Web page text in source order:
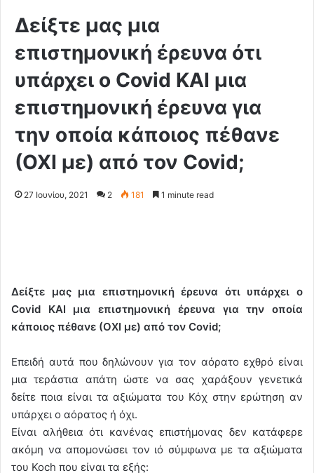
Δείξτε μας μια
επιστημονική έρευνα ότι
υπάρχει ο Covid ΚΑΙ μια
επιστημονική έρευνα για
την οποία κάποιος πέθανε
(ΟΧΙ με) από τον Covid;
27 Ιουνίου, 2021 2 181 1 minute read
Δείξτε μας μια επιστημονική έρευνα ότι υπάρχει ο
Covid ΚΑΙ μια επιστημονική έρευνα για την οποία
κάποιος πέθανε (ΟΧΙ με) από τον Covid;
Επειδή αυτά που δηλώνουν για τον αόρατο εχθρό είναι
μια τεράστια απάτη ώστε να σας χαράξουν γενετικά
δείτε ποια είναι τα αξιώματα του Κόχ στην ερώτηση αν
υπάρχει ο αόρατος ή όχι.
Είναι αλήθεια ότι κανένας επιστήμονας δεν κατάφερε
ακόμη να απομονώσει τον ιό σύμφωνα με τα αξιώματα
του Koch που είναι τα εξής: